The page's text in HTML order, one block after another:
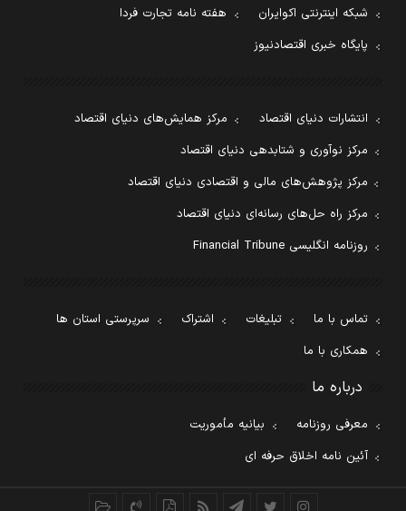
شبکه اینترنتی اکوایران
هفته نامه تجارت فردا
پایگاه خبری اقتصادنیوز
انتشارات دنیای اقتصاد
مرکز همایش‌های دنیای اقتصاد
مرکز نوآوری و شتابدهی دنیای اقتصاد
مرکز پژوهش‌های مالی و اقتصادی دنیای اقتصاد
مرکز راه حل‌های رسانه‌ای دنیای اقتصاد
روزنامه انگلیسی Financial Tribune
تماس با ما تبلیغات اشتراک
سرپرستی استان ها
همکاری با ما
درباره ما
معرفی روزنامه
بیانیه مأموریت
آئین نامه اخلاق حرفه ای